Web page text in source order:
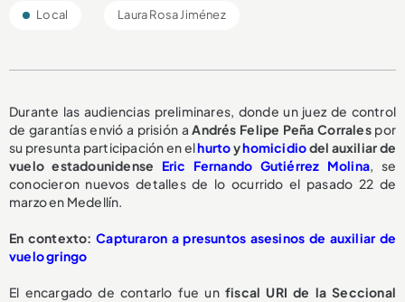
Local Laura Rosa Jiménez
Durante las audiencias preliminares, donde un juez de control
de garantías envió a prisión aAndrés Felipe Peña Corralespor
su presunta participación en elhurtoyhomicidiodel auxiliar de
vuelo estadounidense Eric Fernando Gutiérrez Molina, se
conocieron nuevos detalles de lo ocurrido el pasado 22 de
marzo en Medellín.
En contexto: Capturaron a presuntos asesinos de auxiliar de
vuelo gringo
El encargado de contarlo fue unfiscal URI de la Seccional